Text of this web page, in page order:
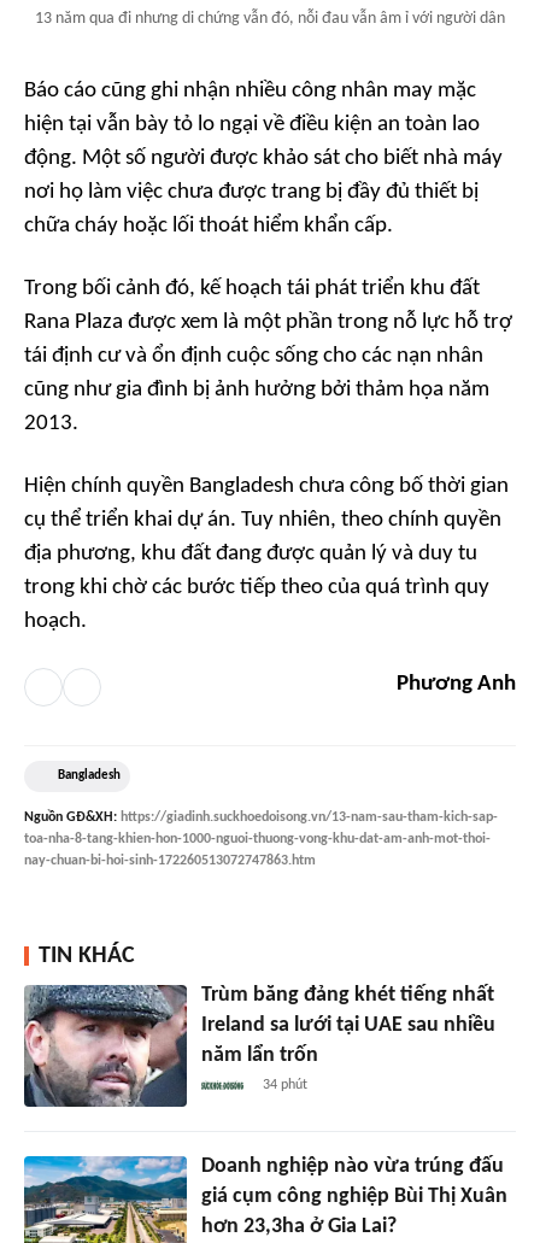
13 năm qua đi nhưng di chứng vẫn đó, nỗi đau vẫn âm ỉ với người dân
Báo cáo cũng ghi nhận nhiều công nhân may mặc
hiện tại vẫn bày tỏ lo ngại về điều kiện an toàn lao
động. Một số người được khảo sát cho biết nhà máy
nơi họ làm việc chưa được trang bị đầy đủ thiết bị
chữa cháy hoặc lối thoát hiểm khẩn cấp.
Trong bối cảnh đó, kế hoạch tái phát triển khu đất
Rana Plaza được xem là một phần trong nỗ lực hỗ trợ
tái định cư và ổn định cuộc sống cho các nạn nhân
cũng như gia đình bị ảnh hưởng bởi thảm họa năm
2013.
Hiện chính quyền Bangladesh chưa công bố thời gian
cụ thể triển khai dự án. Tuy nhiên, theo chính quyền
địa phương, khu đất đang được quản lý và duy tu
trong khi chờ các bước tiếp theo của quá trình quy
hoạch.
Phương Anh
Bangladesh
Nguồn GĐ&XH: https://giadinh.suckhoedoisong.vn/13-nam-sau-tham-kich-sap-
toa-nha-8-tang-khien-hon-1000-nguoi-thuong-vong-khu-dat-am-anh-mot-thoi-
nay-chuan-bi-hoi-sinh-172260513072747863.htm
TIN KHÁC
Trùm băng đảng khét tiếng nhất
Ireland sa lưới tại UAE sau nhiều
năm lẩn trốn
34 phút
Doanh nghiệp nào vừa trúng đấu
giá cụm công nghiệp Bùi Thị Xuân
hơn 23,3ha ở Gia Lai?